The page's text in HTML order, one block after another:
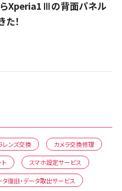
らXperia1Ⅲの背面パネル
！
レンズ交換 カメラ交換修理
スマホ設定サービス
タ復旧・データ取出サービス